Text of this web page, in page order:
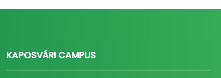
KAPOSVÁRI CAMPUS